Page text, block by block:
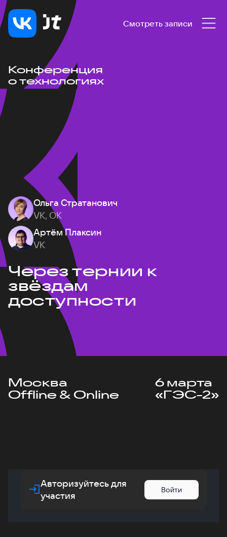
Смотреть записи
Конференция
о технологиях
Ольга Стратанович
VK, ОК
Артём Плаксин
VK
Через тернии к
звёздам
доступности
Москва
Offline & Online
6 марта
«ГЭС-2»
Авторизуйтесь для
участия
Войти